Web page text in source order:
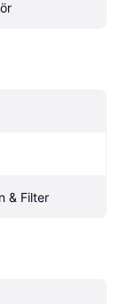
& Filter